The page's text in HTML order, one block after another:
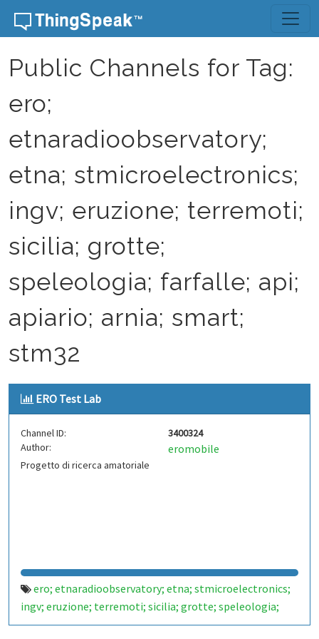
Skip to content
Public Channels for Tag:
ero;
etnaradioobservatory;
etna; stmicroelectronics;
ingv; eruzione; terremoti;
sicilia; grotte;
speleologia; farfalle; api;
apiario; arnia; smart;
stm32
ERO Test Lab
Channel ID:
3400324
Author:
eromobile
Progetto di ricerca amatoriale
ero; etnaradioobservatory; etna; stmicroelectronics;
ingv; eruzione; terremoti; sicilia; grotte; speleologia;
farfalle; api; apiario; arnia; smart; stm32